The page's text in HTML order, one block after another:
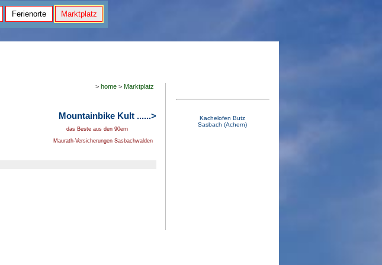
Ferienorte Marktplatz
> home> Marktplatz
Mountainbike Kult ......>
das Beste aus den 90ern
Maurath-Versicherungen Sasbachwalden
Kachelofen Butz
Sasbach (Achern)